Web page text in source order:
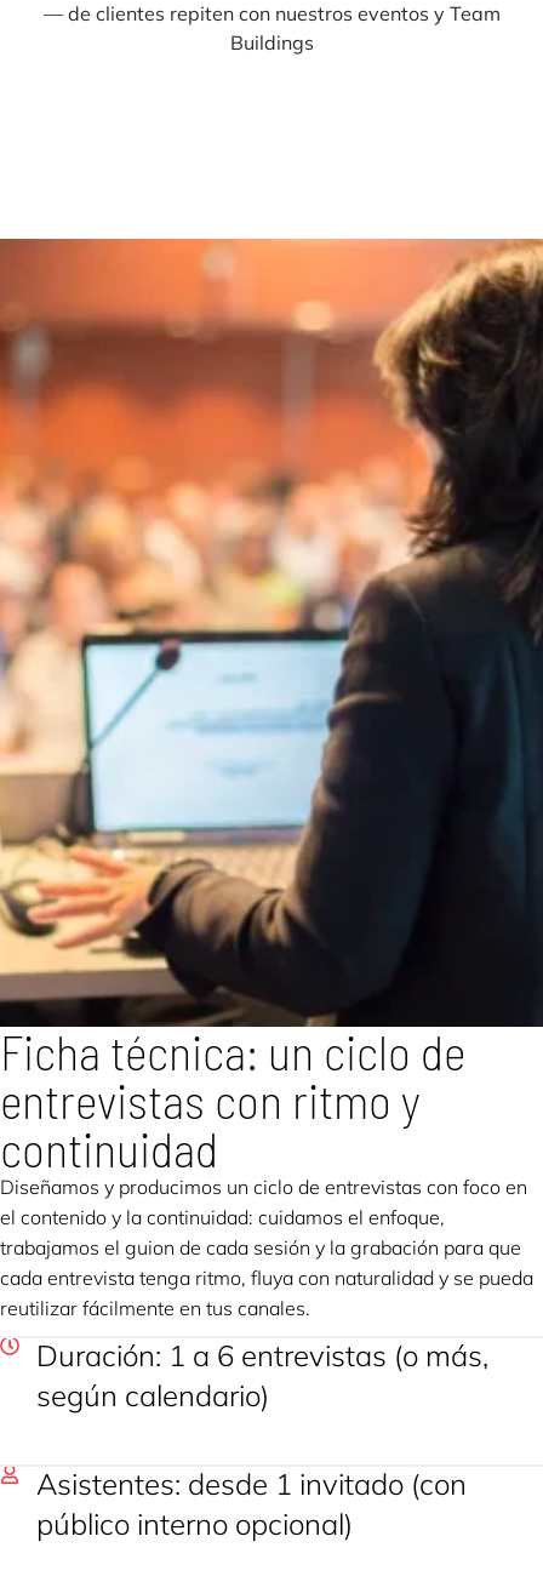
— de clientes repiten con nuestros eventos y Team
Buildings
Ficha técnica: un ciclo de
entrevistas con ritmo y
continuidad
Diseñamos y producimos un ciclo de entrevistas con foco en
el contenido y la continuidad: cuidamos el enfoque,
trabajamos el guion de cada sesión y la grabación para que
cada entrevista tenga ritmo, fluya con naturalidad y se pueda
reutilizar fácilmente en tus canales.
Duración: 1 a 6 entrevistas (o más,
según calendario)
Asistentes: desde 1 invitado (con
público interno opcional)